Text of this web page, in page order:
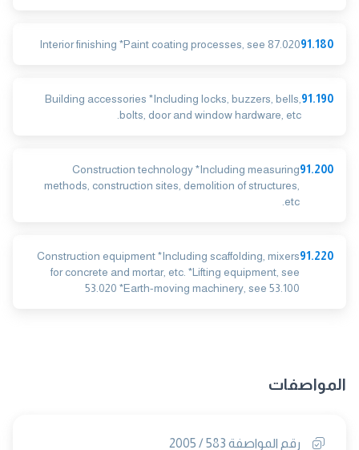
91.180
Interior finishing *Paint coating processes, see 87.020
91.190
Building accessories *Including locks, buzzers, bells,
bolts, door and window hardware, etc.
91.200
Construction technology *Including measuring
methods, construction sites, demolition of structures,
etc.
91.220
Construction equipment *Including scaffolding, mixers
for concrete and mortar, etc. *Lifting equipment, see
53.020 *Earth-moving machinery, see 53.100
المواصفات
رقم المواصفة 583 / 2005